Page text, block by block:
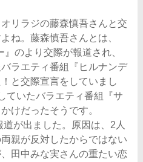
リラジの藤森慎吾さんと交
ね。藤森慎吾さんとは、
のより交際が報道され、
ラエティ番組『ヒルナンデ
と交際宣言をしていまし
ていたバラエティ番組『サ
けだったそうです。
が出ました。原因は、2人
親が反対したからではない
田中みな実さんの重たい恋